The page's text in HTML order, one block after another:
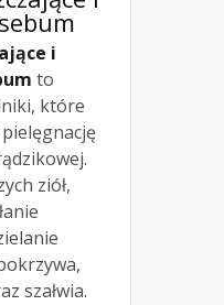
i
to
które
ziół,
szałwia.